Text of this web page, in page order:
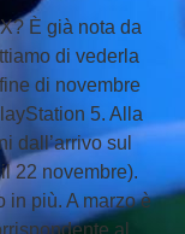
È già nota da
di vederla
di novembre
5. Alla
dall’arrivo sul
22 novembre).
in più. A marzo è